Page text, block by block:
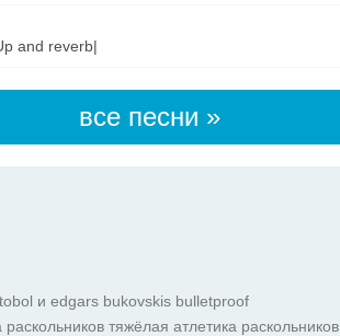
and reverb|
все песни »
и edgars bukovskis bulletproof
тяжёлая атлетика раскольников